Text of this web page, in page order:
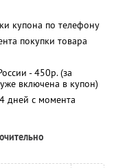
купона по телефону
покупки товара
- 450р. (за
включена в купон)
дней с момента